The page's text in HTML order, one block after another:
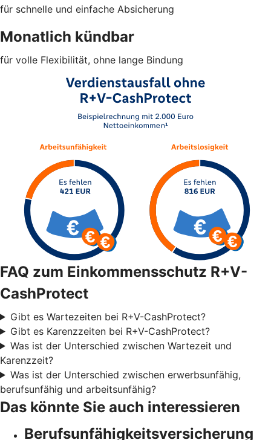
für schnelle und einfache Absicherung
Monatlich kündbar
für volle Flexibilität, ohne lange Bindung
FAQ zum Einkommensschutz R+V-
CashProtect
Gibt es Wartezeiten bei R+V-CashProtect?
Gibt es Karenzzeiten bei R+V-CashProtect?
Was ist der Unterschied zwischen Wartezeit und
Karenzzeit?
Was ist der Unterschied zwischen erwerbsunfähig,
berufsunfähig und arbeitsunfähig?
Das könnte Sie auch interessieren
Berufsunfähigkeitsversicherung